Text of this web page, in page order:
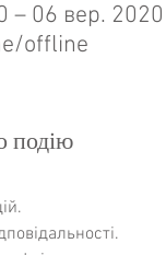
– 06 вер.
offline
подію